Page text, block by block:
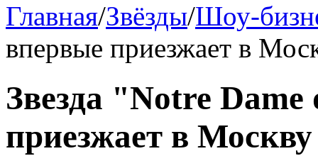
Главная/Звёзды/Шоу-
впервые приезжает в
Звезда "Notre
приезжает в Москву